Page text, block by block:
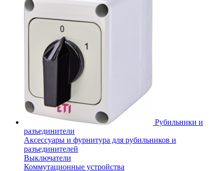
Рубильники и
разъединители
Аксессуары и фурнитура для рубильников и
разъединителей
Выключатели
Коммутационные устройства